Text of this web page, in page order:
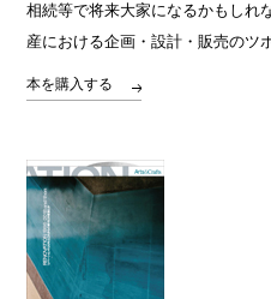
相続等で将来大家になるかもしれ
産における企画・設計・販売のツ
本を購入する